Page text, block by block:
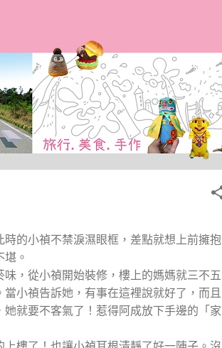
的小禎不禁淚濕眼框，差點就想上前擁抱
。
，從小禎開始裝修，樓上的媽媽就三不五
小禎告訴她，有事在這裡說就好了，而且
就要不客氣了！惹得阿成放下手邊的「家